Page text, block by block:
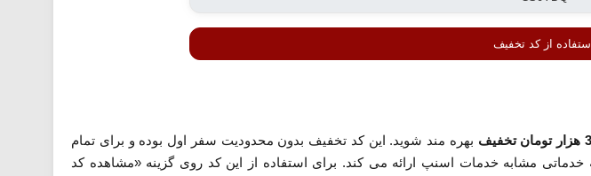
از کد تخفیف
بهره مند شوید. این کد تخفیف بدون محدودیت سفر اول بوده و برای تمام
مشابه خدمات اسنپ ارائه می کند. برای استفاده از این کد روی گزینه «مشاهده کد